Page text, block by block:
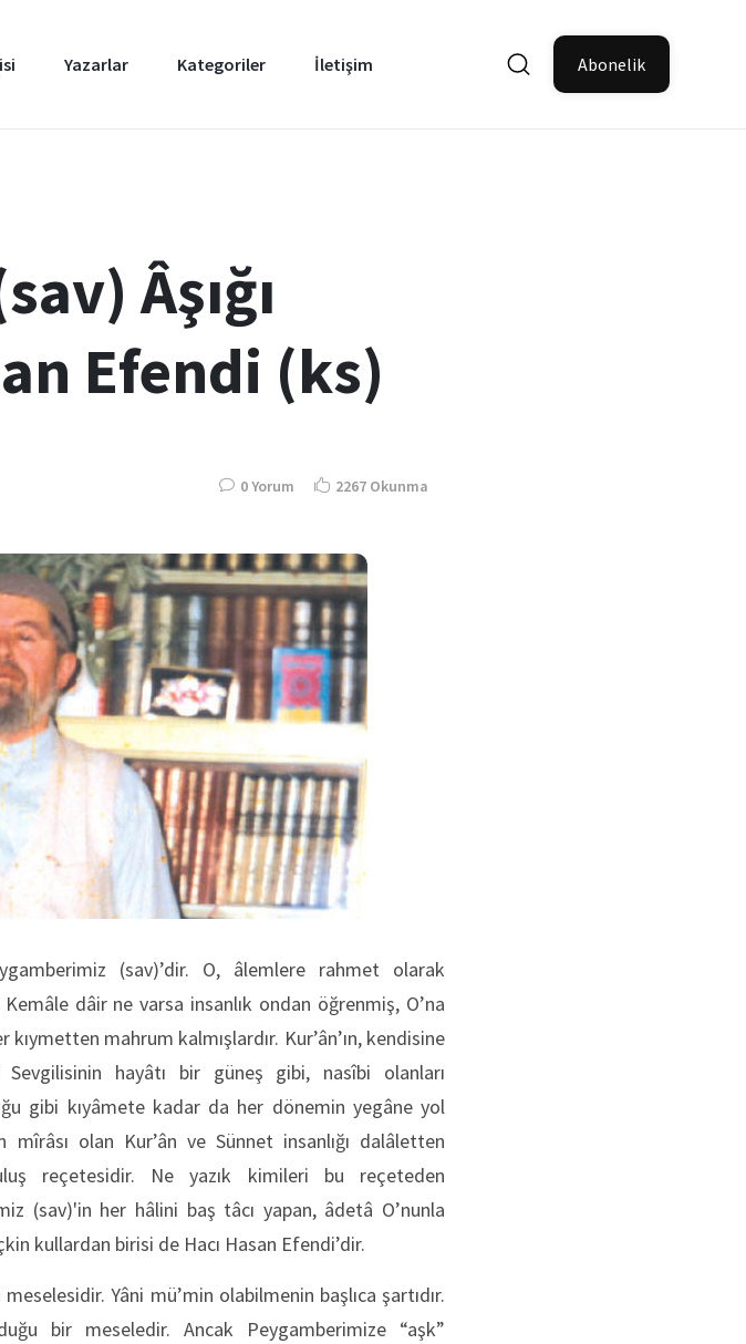
Yazarlar Kategoriler İletişim Abonelik
Âşığı
Efendi (ks)
0 Yorum 2267 Okunma
(sav)’dir. O, âlemlere rahmet olarak
dâir ne varsa insanlık ondan öğrenmiş, O’na
mahrum kalmışlardır. Kur’ân’ın, kendisine
Sevgilisinin hayâtı bir güneş gibi, nasîbi olanları
gibi kıyâmete kadar da her dönemin yegâne yol
olan Kur’ân ve Sünnet insanlığı dalâletten
reçetesidir. Ne yazık kimileri bu reçeteden
(sav)'in her hâlini baş tâcı yapan, âdetâ O’nunla
kullardan birisi de Hacı Hasan Efendi’dir.
Yâni mü’min olabilmenin başlıca şartıdır.
bir meseledir. Ancak Peygamberimize “aşk”